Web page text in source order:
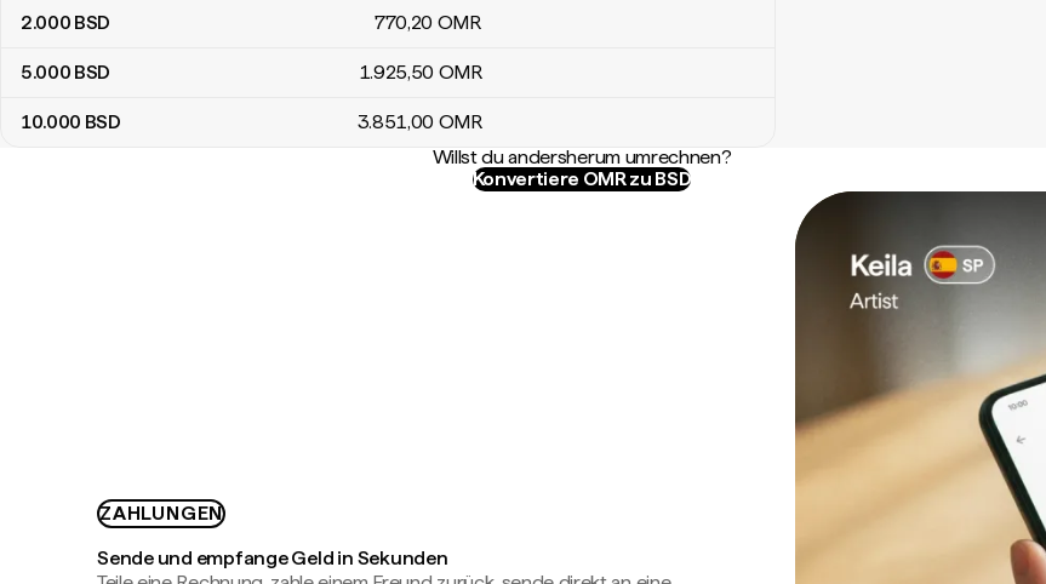
2.000 BSD 770,20 OMR
5.000 BSD 1.925,50 OMR
10.000 BSD 3.851,00 OMR
Willst du andersherum umrechnen?
Konvertiere OMR zu BSD
ZAHLUNGEN
Sende und empfange Geld in Sekunden